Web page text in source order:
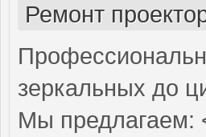
Ремонт
зеркальных до
Мы предлагаем: